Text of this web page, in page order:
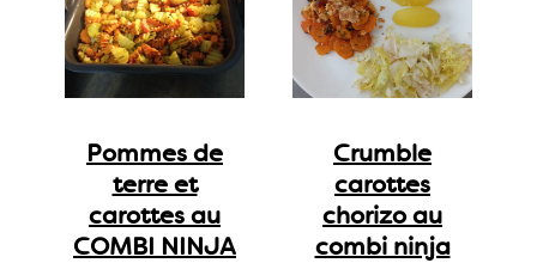
Pommes de
terre et
carottes au
COMBI NINJA
Crumble
carottes
chorizo au
combi ninja